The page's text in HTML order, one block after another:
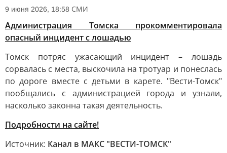
9 июня 2026, 18:58 СМИ
Администрация Томска прокомментировала
опасный инцидент с лошадью
Томск потряс ужасающий инцидент – лошадь
сорвалась с места, выскочила на тротуар и понеслась
по дороге вместе с детьми в карете. "Вести-Томск"
пообщались с администрацией города и узнали,
насколько законна такая деятельность.
Подробности на сайте!
Источник: Канал в МАКС "ВЕСТИ-ТОМСК"